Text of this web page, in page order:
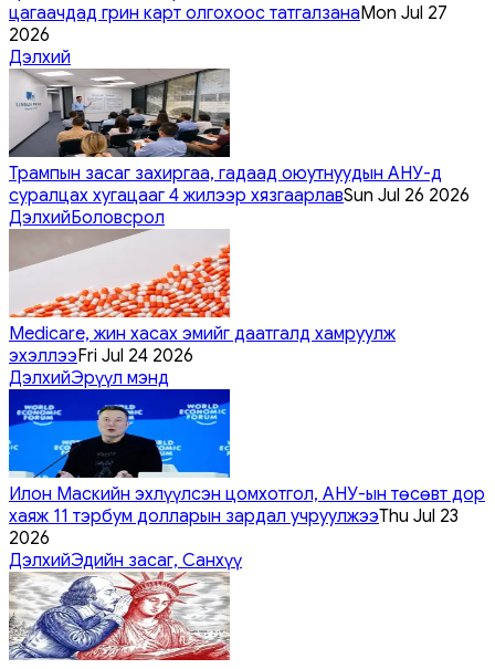
цагаачдад грин карт олгохоос татгалзанаMon Jul 27
2026
Дэлхий
Трампын засаг захиргаа, гадаад оюутнуудын АНУ-д
суралцах хугацааг 4 жилээр хязгаарлавSun Jul 26 2026
ДэлхийБоловсрол
Medicare, жин хасах эмийг даатгалд хамруулж
эхэллээFri Jul 24 2026
ДэлхийЭрүүл мэнд
Илон Маскийн эхлүүлсэн цомхотгол, АНУ-ын төсөвт дор
хаяж 11 тэрбум долларын зардал учруулжээThu Jul 23
2026
ДэлхийЭдийн засаг, Санхүү